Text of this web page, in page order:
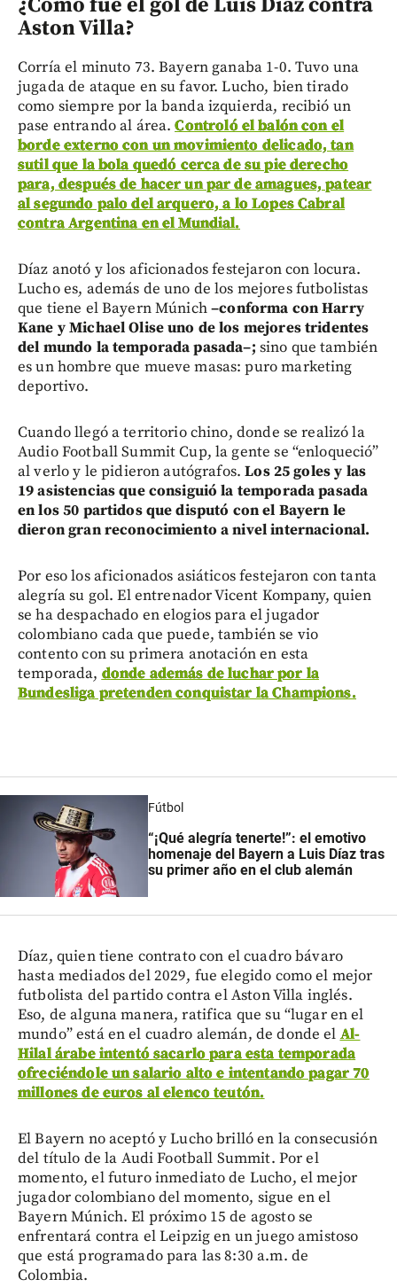
¿Cómo fue el gol de Luis Díaz contra
Aston Villa?
Corría el minuto 73. Bayern ganaba 1-0. Tuvo una
jugada de ataque en su favor. Lucho, bien tirado
como siempre por la banda izquierda, recibió un
pase entrando al área.Controló el balón con el
borde externo con un movimiento delicado, tan
sutil que la bola quedó cerca de su pie derecho
para, después de hacer un par de amagues, patear
al segundo palo del arquero, a lo Lopes Cabral
contra Argentina en el Mundial.
Díaz anotó y los aficionados festejaron con locura.
Lucho es, además de uno de los mejores futbolistas
que tiene el Bayern Múnich–conforma con Harry
Kane y Michael Olise uno de los mejores tridentes
del mundo la temporada pasada–; sino que también
es un hombre que mueve masas: puro marketing
deportivo.
Cuando llegó a territorio chino, donde se realizó la
Audio Football Summit Cup, la gente se “enloqueció”
al verlo y le pidieron autógrafos.Los 25 goles y las
19 asistencias que consiguió la temporada pasada
en los 50 partidos que disputó con el Bayern le
dieron gran reconocimiento a nivel internacional.
Por eso los aficionados asiáticos festejaron con tanta
alegría su gol. El entrenador Vicent Kompany, quien
se ha despachado en elogios para el jugador
colombiano cada que puede, también se vio
contento con su primera anotación en esta
temporada, donde además de luchar por la
Bundesliga pretenden conquistar la Champions.
Fútbol
“¡Qué alegría tenerte!”: el emotivo
homenaje del Bayern a Luis Díaz tras
su primer año en el club alemán
Díaz, quien tiene contrato con el cuadro bávaro
hasta mediados del 2029, fue elegido como el mejor
futbolista del partido contra el Aston Villa inglés.
Eso, de alguna manera, ratifica que su “lugar en el
mundo” está en el cuadro alemán, de donde elAl-
Hilal árabe intentó sacarlo para esta temporada
ofreciéndole un salario alto e intentando pagar 70
millones de euros al elenco teutón.
El Bayern no aceptó y Lucho brilló en la consecusión
del título de la Audi Football Summit. Por el
momento, el futuro inmediato de Lucho, el mejor
jugador colombiano del momento, sigue en el
Bayern Múnich. El próximo 15 de agosto se
enfrentará contra el Leipzig en un juego amistoso
que está programado para las 8:30 a.m. de
Colombia.